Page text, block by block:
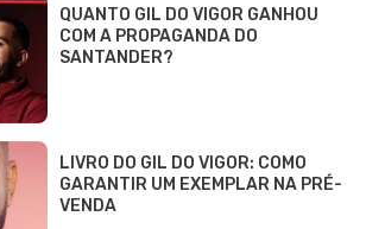
QUANTO GIL DO VIGOR GANHOU
COM A PROPAGANDA DO
SANTANDER?
LIVRO DO GIL DO VIGOR: COMO
GARANTIR UM EXEMPLAR NA PRÉ-
VENDA